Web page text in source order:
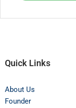
Quick Links
About Us
Founder